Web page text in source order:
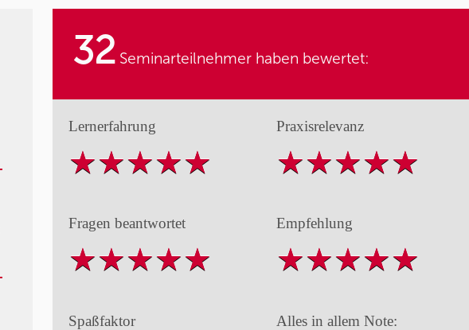
32 Seminarteilnehmer haben bewertet:
Lernerfahrung Praxisrelevanz
Fragen beantwortet Empfehlung
Spaßfaktor Alles in allem Note: